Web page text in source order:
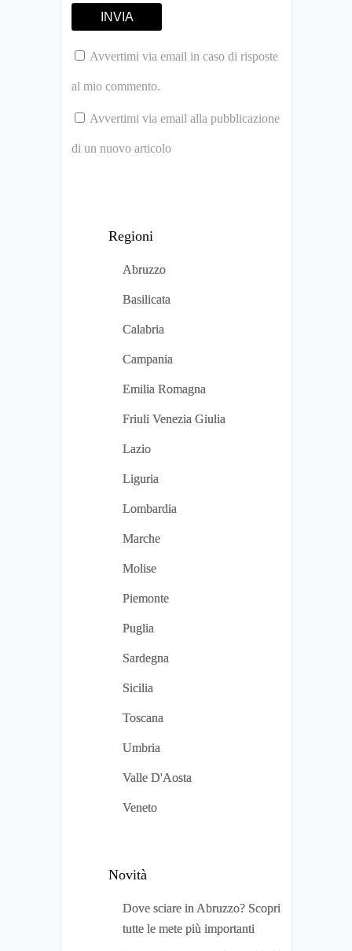
Avvertimi via email in caso di risposte
al mio commento.
Avvertimi via email alla pubblicazione
di un nuovo articolo
Regioni
Abruzzo
Basilicata
Calabria
Campania
Emilia Romagna
Friuli Venezia Giulia
Lazio
Liguria
Lombardia
Marche
Molise
Piemonte
Puglia
Sardegna
Sicilia
Toscana
Umbria
Valle D'Aosta
Veneto
Novità
Dove sciare in Abruzzo? Scopri
tutte le mete più importanti